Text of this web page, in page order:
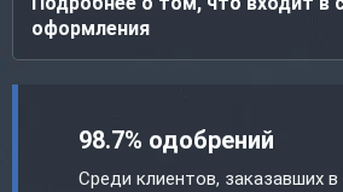
оформления
98.7% одобрений
Среди клиентов, заказавших